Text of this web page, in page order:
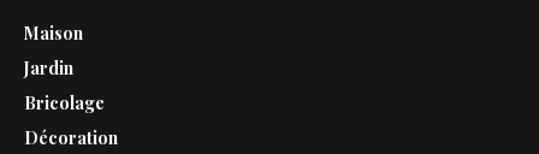
Maison
Jardin
Bricolage
Décoration